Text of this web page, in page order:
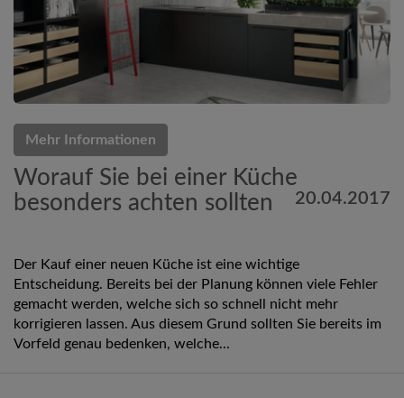
Mehr Informationen
Worauf Sie bei einer Küche
besonders achten sollten
20.04.2017
Der Kauf einer neuen Küche ist eine wichtige
Entscheidung. Bereits bei der Planung können viele Fehler
gemacht werden, welche sich so schnell nicht mehr
korrigieren lassen. Aus diesem Grund sollten Sie bereits im
Vorfeld genau bedenken, welche...